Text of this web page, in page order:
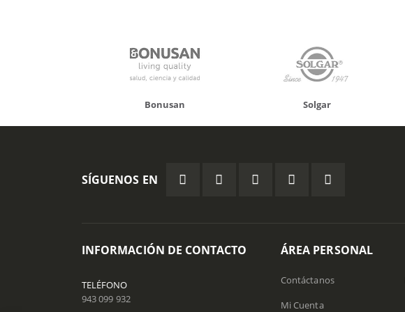
Solgar Hifas da Terra
SÍGUENOS EN
INFORMACIÓN DE CONTACTO
TELÉFONO
943 099 932
ÁREA PERSONAL
Contáctanos
Mi Cuenta